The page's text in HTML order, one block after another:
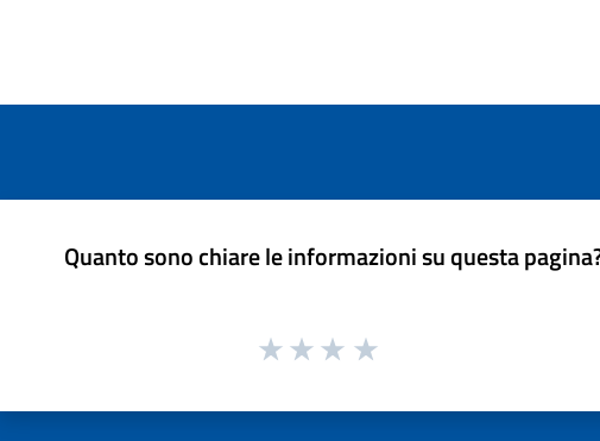
Quanto sono chiare le informazioni su questa